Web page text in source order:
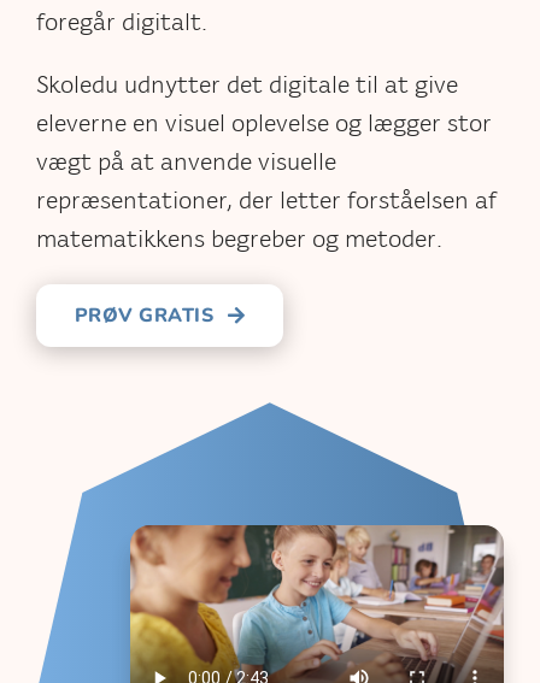
foregår digitalt.
Skoledu udnytter det digitale til at give
eleverne en visuel oplevelse og lægger stor
vægt på at anvende visuelle
repræsentationer, der letter forståelsen af
matematikkens begreber og metoder.
PRØV GRATIS